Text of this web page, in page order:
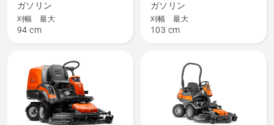
を
見
ガソリン
刈幅 最大
94 cm
細
ガソリン
刈幅 最大
103 cm